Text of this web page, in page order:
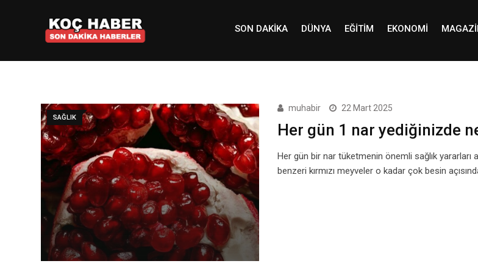
SON DAKIKA DÜNYA EĞITIM EKONOMI
SAĞLIK
muhabir 22 Mart 2025
Her gün 1 nar yediğinizde
Her gün bir nar tüketmenin önemli sağlık yararları
benzeri kırmızı meyveler o kadar çok besin